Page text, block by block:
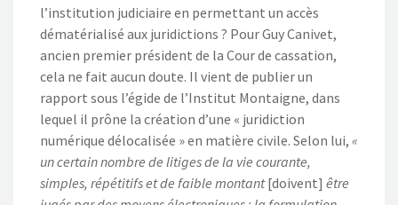
l’institution judiciaire en permettant un accès
dématérialisé aux juridictions ? Pour Guy Canivet,
ancien premier président de la Cour de cassation,
cela ne fait aucun doute. Il vient de publier un
rapport sous l’égide de l’Institut Montaigne, dans
lequel il prône la création d’une « juridiction
numérique délocalisée » en matière civile. Selon lui, «
un certain nombre de litiges de la vie courante,
simples, répétitifs et de faible montant[doivent] être